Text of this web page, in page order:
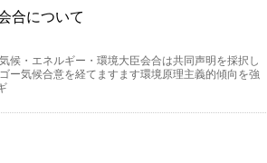
合について
候・エネルギー・環境大臣会合は共同声明を採択し
ー気候合意を経てますます環境原理主義的傾向を強